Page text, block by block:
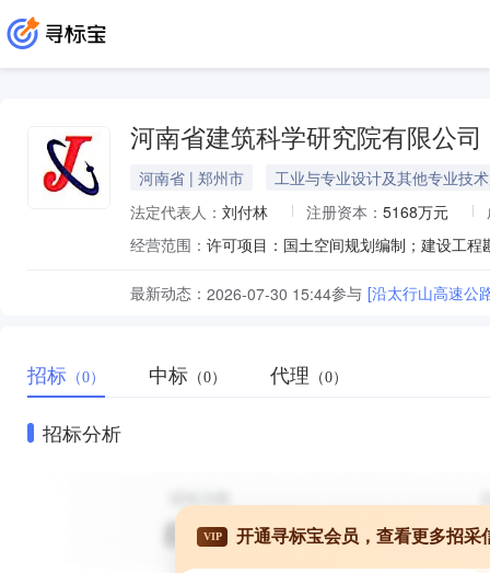
河南省建筑科学研究院有限公司
河南省 | 郑州市
工业与专业设计及其他专业技
法定代表人： 刘付林 注册资本： 5168万元
经营范围：
最新动态： 2026-07-30 15:44参与 [沿太行山高速公
招标 （0） 中标 （0） 代理 （0）
招标分析
VIP 开通寻标宝会员，查看更多招采